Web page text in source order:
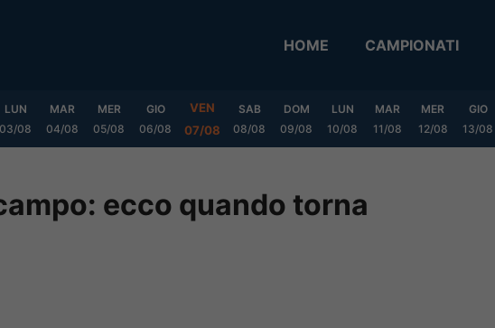
HOME CAMPIONATI
LUN
03/08
MAR
04/08
MER
05/08
GIO
06/08
VEN
07/08
SAB
08/08
DOM
09/08
LUN
10/08
MAR
11/08
MER
12/08
GIO
13/08
ecco quando torna